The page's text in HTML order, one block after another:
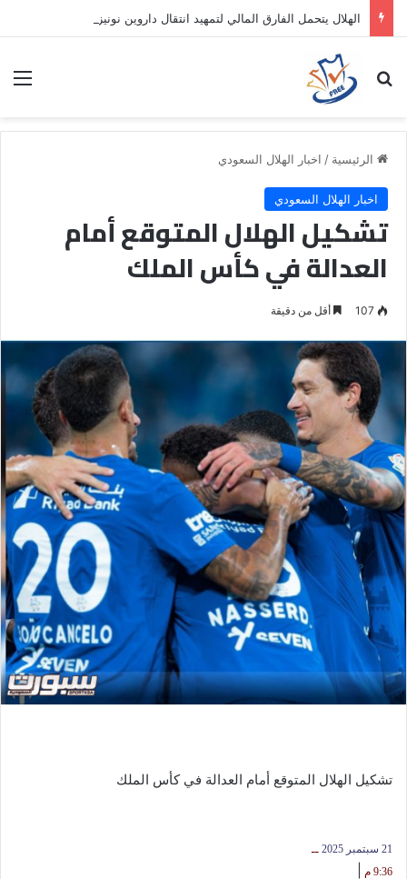
بحث عن
الرئيسية / اخبار الهلال السعودي
اخبار الهلال السعودي
تشكيل الهلال المتوقع أمام
العدالة في كأس الملك
107 أقل من دقيقة
تشكيل الهلال المتوقع أمام العدالة في كأس الملك
21 سبتمبر 2025
9:36 م